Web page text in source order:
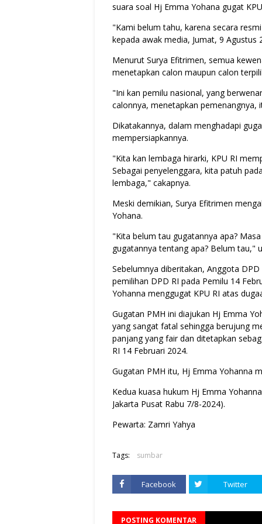
suara soal Hj Emma Yohana gugat
"Kami belum tahu, karena secara
kepada awak media, Jumat, 9 Agustus
Menurut Surya Efitrimen, semua
menetapkan calon maupun calon
"Ini kan pemilu nasional, yang
calonnya, menetapkan pemenangnya,
Dikatakannya, dalam menghadapi
mempersiapkannya.
"Kita kan lembaga hirarki, KPU RI
Sebagai penyelenggara, kita patuh
lembaga," cakapnya.
Meski demikian, Surya Efitrimen
Yohana.
"Kita belum tau gugatannya apa?
gugatannya tentang apa? Belum tau,"
Sebelumnya diberitakan, Anggota
pemilihan DPD RI pada Pemilu 14
Yohanna menggugat KPU RI atas
Gugatan PMH ini diajukan Hj Emma
yang sangat fatal sehingga berujung
panjang yang fair dan ditetapkan
RI 14 Februari 2024.
Gugatan PMH itu, Hj Emma Yohanna
Kedua kuasa hukum Hj Emma
Jakarta Pusat Rabu 7/8-2024).
Pewarta: Zamri Yahya
Tags: sumbar
Facebook Twitter
POSTING KOMENTAR